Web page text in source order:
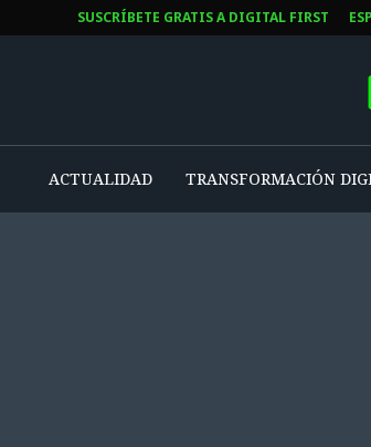
SUSCRÍBETE GRATIS A DIGITAL FIRST
ACTUALIDAD TRANSFORMACIÓN